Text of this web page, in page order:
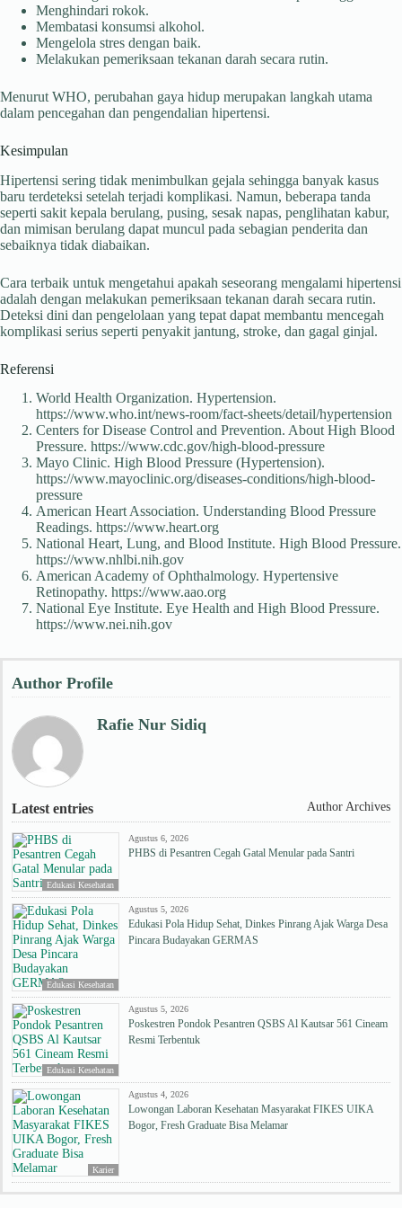
Menghindari rokok.
Membatasi konsumsi alkohol.
Mengelola stres dengan baik.
Melakukan pemeriksaan tekanan darah secara rutin.
Menurut WHO, perubahan gaya hidup merupakan langkah utama
dalam pencegahan dan pengendalian hipertensi.
Kesimpulan
Hipertensi sering tidak menimbulkan gejala sehingga banyak kasus
baru terdeteksi setelah terjadi komplikasi. Namun, beberapa tanda
seperti sakit kepala berulang, pusing, sesak napas, penglihatan kabur,
dan mimisan berulang dapat muncul pada sebagian penderita dan
sebaiknya tidak diabaikan.
Cara terbaik untuk mengetahui apakah seseorang mengalami hipertensi
adalah dengan melakukan pemeriksaan tekanan darah secara rutin.
Deteksi dini dan pengelolaan yang tepat dapat membantu mencegah
komplikasi serius seperti penyakit jantung, stroke, dan gagal ginjal.
Referensi
World Health Organization. Hypertension.
https://www.who.int/news-room/fact-sheets/detail/hypertension
Centers for Disease Control and Prevention. About High Blood
Pressure. https://www.cdc.gov/high-blood-pressure
Mayo Clinic. High Blood Pressure (Hypertension).
https://www.mayoclinic.org/diseases-conditions/high-blood-
pressure
American Heart Association. Understanding Blood Pressure
Readings. https://www.heart.org
National Heart, Lung, and Blood Institute. High Blood Pressure.
https://www.nhlbi.nih.gov
American Academy of Ophthalmology. Hypertensive
Retinopathy. https://www.aao.org
National Eye Institute. Eye Health and High Blood Pressure.
https://www.nei.nih.gov
Author Profile
Rafie Nur Sidiq
Latest entries Author Archives
Edukasi Kesehatan
Agustus 6, 2026
PHBS di Pesantren Cegah Gatal Menular pada Santri
Edukasi Kesehatan
Agustus 5, 2026
Edukasi Pola Hidup Sehat, Dinkes Pinrang Ajak Warga Desa
Pincara Budayakan GERMAS
Edukasi Kesehatan
Agustus 5, 2026
Poskestren Pondok Pesantren QSBS Al Kautsar 561 Cineam
Resmi Terbentuk
Karier
Agustus 4, 2026
Lowongan Laboran Kesehatan Masyarakat FIKES UIKA
Bogor, Fresh Graduate Bisa Melamar